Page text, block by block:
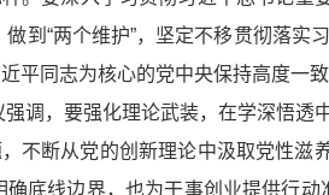
做到“两个维护”，坚定不移贯彻落
平同志为核心的党中央保持高度一致
强调，要强化理论武装，在学深悟透
不断从党的创新理论中汲取党性滋
确底线边界，也为干事创业提供行